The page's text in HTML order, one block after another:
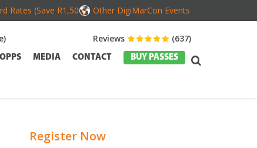
Rates (Save R1,500) Other DigiMarCon Events
Reviews (637)
OPPS MEDIA CONTACT BUY PASSES
Register Now